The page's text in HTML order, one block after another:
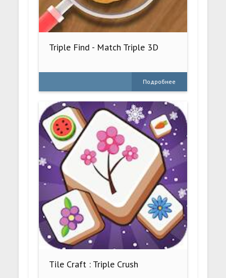
Triple Find - Match Triple 3D
Подробнее
Tile Craft : Triple Crush